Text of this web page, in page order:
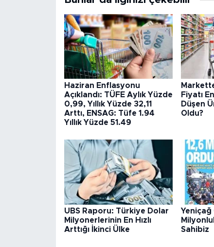
Haziran Enflasyonu
Açıklandı: TÜFE Aylık Yüzde
0,99, Yıllık Yüzde 32,11
Arttı, ENSAG: Tüfe 1.94
Yıllık Yüzde 51.49
Fiyatı
Düşen
Oldu?
UBS Raporu: Türkiye Dolar
Milyonerlerinin En Hızlı
Arttığı İkinci Ülke
Yeniçağ
Sahibiz